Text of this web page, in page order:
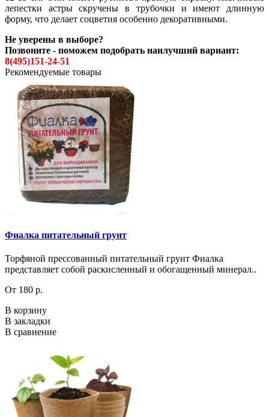
лепестки астры скручены в трубочки и имеют длинную
форму, что делает соцветия особенно декоративными.
Не уверены в выборе?
Позвоните - поможем подобрать наилучший вариант:
8(495)151-24-51
Рекомендуемые товары
Фиалка питательный грунт
Торфяной прессованный питательный грунт Фиалка
представляет собой раскисленный и обогащенный минерал..
От 180 р.
В корзину
В закладки
В сравнение